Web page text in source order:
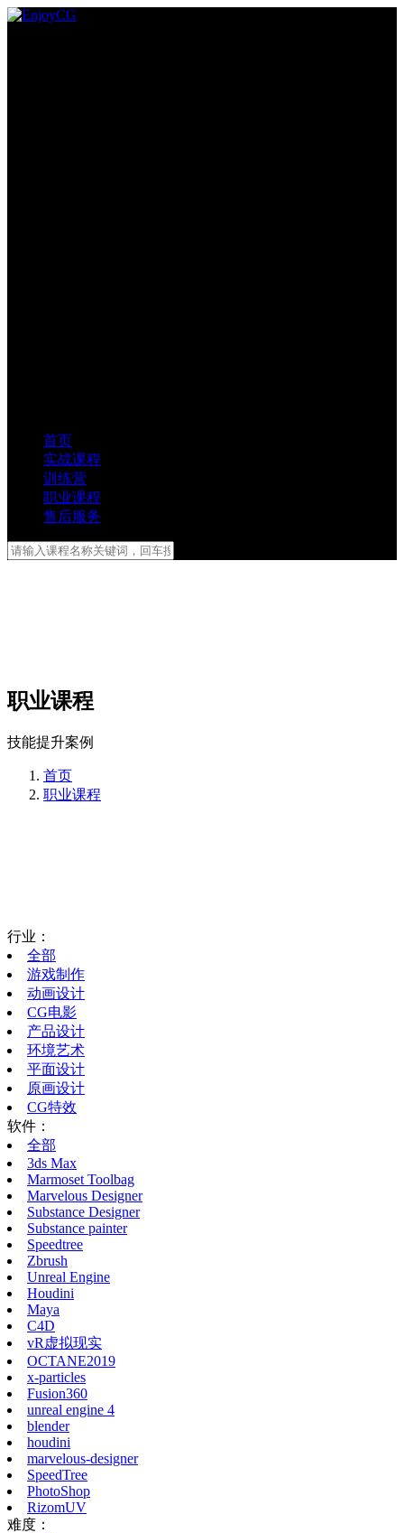
首页
实战课程
训练营
职业课程
售后服务
职业课程
技能提升案例
首页
职业课程
行业：
全部
游戏制作
动画设计
CG电影
产品设计
环境艺术
平面设计
原画设计
CG特效
软件：
全部
3ds Max
Marmoset Toolbag
Marvelous Designer
Substance Designer
Substance painter
Speedtree
Zbrush
Unreal Engine
Houdini
Maya
C4D
vR虚拟现实
OCTANE2019
x-particles
Fusion360
unreal engine 4
blender
houdini
marvelous-designer
SpeedTree
PhotoShop
RizomUV
难度：